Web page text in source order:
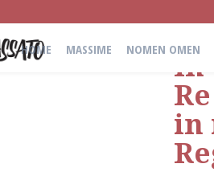
HOME MASSIME NOMEN OMEN
In
in